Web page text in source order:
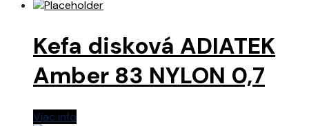
Kefa disková ADIATEK
Amber 83 NYLON 0,7
Viac info